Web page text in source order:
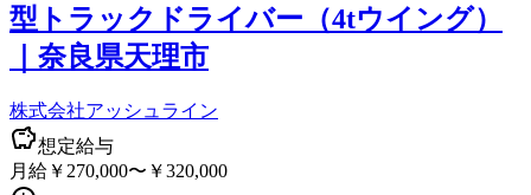
型トラックドライバー（4tウイング）
｜奈良県天理市
株式会社アッシュライン
想定給与
月給￥270,000〜￥320,000